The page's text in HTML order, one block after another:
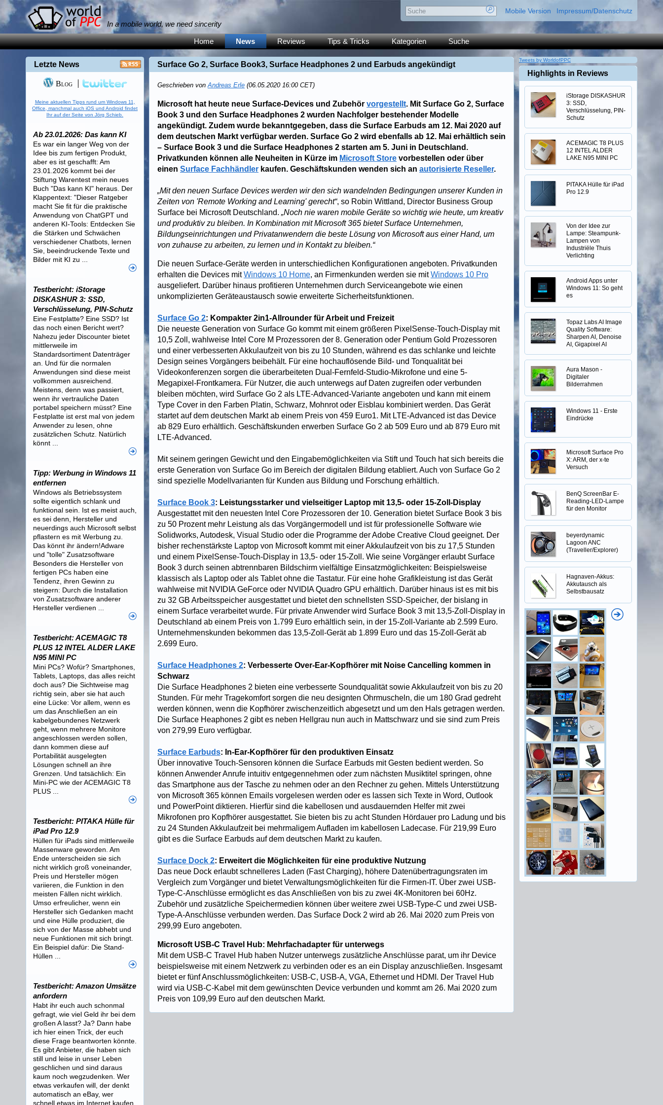
In a mobile world, we need sincerity
Mobile Version Impressum/Datenschutz
Home News Reviews Tips & Tricks Kategorien Suche
Surface Go 2, Surface Book3, Surface Headphones 2 und Earbuds angekündigt
Geschrieben vonAndreas Erle (06.05.2020 16:00 CET)
Microsoft hat heute neue Surface-Devices und Zubehör vorgestellt. Mit Surface Go 2, Surface
Book 3 und den Surface Headphones 2 wurden Nachfolger bestehender Modelle
angekündigt. Zudem wurde bekanntgegeben, dass die Surface Earbuds am 12. Mai 2020 auf
dem deutschen Markt verfügbar werden. Surface Go 2 wird ebenfalls ab 12. Mai erhältlich sein
– Surface Book 3 und die Surface Headphones 2 starten am 5. Juni in Deutschland.
Privatkunden können alle Neuheiten in Kürze im Microsoft Store vorbestellen oder über
einen Surface Fachhändler kaufen. Geschäftskunden wenden sich an autorisierte Reseller.
„Mit den neuen Surface Devices werden wir den sich wandelnden Bedingungen unserer Kunden in
Zeiten von 'Remote Working and Learning' gerecht“, so Robin Wittland, Director Business Group
Surface bei Microsoft Deutschland. „Noch nie waren mobile Geräte so wichtig wie heute, um kreativ
und produktiv zu bleiben. In Kombination mit Microsoft 365 bietet Surface Unternehmen,
Bildungseinrichtungen und Privatanwendern die beste Lösung von Microsoft aus einer Hand, um
von zuhause zu arbeiten, zu lernen und in Kontakt zu bleiben.“
Die neuen Surface-Geräte werden in unterschiedlichen Konfigurationen angeboten. Privatkunden
erhalten die Devices mitWindows 10 Home, an Firmenkunden werden sie mitWindows 10 Pro
ausgeliefert. Darüber hinaus profitieren Unternehmen durch Serviceangebote wie einen
unkomplizierten Geräteaustausch sowie erweiterte Sicherheitsfunktionen.
Surface Go 2: Kompakter 2in1-Allrounder für Arbeit und Freizeit
Die neueste Generation von Surface Go kommt mit einem größeren PixelSense-Touch-Display mit
10,5 Zoll, wahlweise Intel Core M Prozessoren der 8. Generation oder Pentium Gold Prozessoren
und einer verbesserten Akkulaufzeit von bis zu 10 Stunden, während es das schlanke und leichte
Design seines Vorgängers beibehält. Für eine hochauflösende Bild- und Tonqualität bei
Videokonferenzen sorgen die überarbeiteten Dual-Fernfeld-Studio-Mikrofone und eine 5-
Megapixel-Frontkamera. Für Nutzer, die auch unterwegs auf Daten zugreifen oder verbunden
bleiben möchten, wird Surface Go 2 als LTE-Advanced-Variante angeboten und kann mit einem
Type Cover in den Farben Platin, Schwarz, Mohnrot oder Eisblau kombiniert werden. Das Gerät
startet auf dem deutschen Markt ab einem Preis von 459 Euro1. Mit LTE-Advanced ist das Device
ab 829 Euro erhältlich. Geschäftskunden erwerben Surface Go 2 ab 509 Euro und ab 879 Euro mit
LTE-Advanced.
Mit seinem geringen Gewicht und den Eingabemöglichkeiten via Stift und Touch hat sich bereits die
erste Generation von Surface Go im Bereich der digitalen Bildung etabliert. Auch von Surface Go 2
sind spezielle Modellvarianten für Kunden aus Bildung und Forschung erhältlich.
Surface Book 3: Leistungsstarker und vielseitiger Laptop mit 13,5- oder 15-Zoll-Display
Ausgestattet mit den neuesten Intel Core Prozessoren der 10. Generation bietet Surface Book 3 bis
zu 50 Prozent mehr Leistung als das Vorgängermodell und ist für professionelle Software wie
Solidworks, Autodesk, Visual Studio oder die Programme der Adobe Creative Cloud geeignet. Der
bisher rechenstärkste Laptop von Microsoft kommt mit einer Akkulaufzeit von bis zu 17,5 Stunden
und einem PixelSense-Touch-Display in 13,5- oder 15-Zoll. Wie seine Vorgänger erlaubt Surface
Book 3 durch seinen abtrennbaren Bildschirm vielfältige Einsatzmöglichkeiten: Beispielsweise
klassisch als Laptop oder als Tablet ohne die Tastatur. Für eine hohe Grafikleistung ist das Gerät
wahlweise mit NVIDIA GeForce oder NVIDIA Quadro GPU erhältlich. Darüber hinaus ist es mit bis
zu 32 GB Arbeitsspeicher ausgestattet und bietet den schnellsten SSD-Speicher, der bislang in
einem Surface verarbeitet wurde. Für private Anwender wird Surface Book 3 mit 13,5-Zoll-Display in
Deutschland ab einem Preis von 1.799 Euro erhältlich sein, in der 15-Zoll-Variante ab 2.599 Euro.
Unternehmenskunden bekommen das 13,5-Zoll-Gerät ab 1.899 Euro und das 15-Zoll-Gerät ab
2.699 Euro.
Surface Headphones 2: Verbesserte Over-Ear-Kopfhörer mit Noise Cancelling kommen in
Schwarz
Die Surface Headphones 2 bieten eine verbesserte Soundqualität sowie Akkulaufzeit von bis zu 20
Stunden. Für mehr Tragekomfort sorgen die neu designten Ohrmuscheln, die um 180 Grad gedreht
werden können, wenn die Kopfhörer zwischenzeitlich abgesetzt und um den Hals getragen werden.
Die Surface Heaphones 2 gibt es neben Hellgrau nun auch in Mattschwarz und sie sind zum Preis
von 279,99 Euro verfügbar.
Surface Earbuds: In-Ear-Kopfhörer für den produktiven Einsatz
Über innovative Touch-Sensoren können die Surface Earbuds mit Gesten bedient werden. So
können Anwender Anrufe intuitiv entgegennehmen oder zum nächsten Musiktitel springen, ohne
das Smartphone aus der Tasche zu nehmen oder an den Rechner zu gehen. Mittels Unterstützung
von Microsoft 365 können Emails vorgelesen werden oder es lassen sich Texte in Word, Outlook
und PowerPoint diktieren. Hierfür sind die kabellosen und ausdauernden Helfer mit zwei
Mikrofonen pro Kopfhörer ausgestattet. Sie bieten bis zu acht Stunden Hördauer pro Ladung und bis
zu 24 Stunden Akkulaufzeit bei mehrmaligem Aufladen im kabellosen Ladecase. Für 219,99 Euro
gibt es die Surface Earbuds auf dem deutschen Markt zu kaufen.
Surface Dock 2: Erweitert die Möglichkeiten für eine produktive Nutzung
Das neue Dock erlaubt schnelleres Laden (Fast Charging), höhere Datenübertragungsraten im
Vergleich zum Vorgänger und bietet Verwaltungsmöglichkeiten für die Firmen-IT. Über zwei USB-
Type-C-Anschlüsse ermöglicht es das Anschließen von bis zu zwei 4K-Monitoren bei 60Hz.
Zubehör und zusätzliche Speichermedien können über weitere zwei USB-Type-C und zwei USB-
Type-A-Anschlüsse verbunden werden. Das Surface Dock 2 wird ab 26. Mai 2020 zum Preis von
299,99 Euro angeboten.
Microsoft USB-C Travel Hub: Mehrfachadapter für unterwegs
Mit dem USB-C Travel Hub haben Nutzer unterwegs zusätzliche Anschlüsse parat, um ihr Device
beispielsweise mit einem Netzwerk zu verbinden oder es an ein Display anzuschließen. Insgesamt
bietet er fünf Anschlussmöglichkeiten: USB-C, USB-A, VGA, Ethernet und HDMI. Der Travel Hub
wird via USB-C-Kabel mit dem gewünschten Device verbunden und kommt am 26. Mai 2020 zum
Preis von 109,99 Euro auf den deutschen Markt.
Letzte News
Blog
Meine aktuellen Tipps rund um Windows 11,
Office, manchmal auch iOS und Android findet
Ihr auf der Seite von Jörg Schieb.
Ab 23.01.2026: Das kann KI
Es war ein langer Weg von der
Idee bis zum fertigen Produkt,
aber es ist geschafft: Am
23.01.2026 kommt bei der
Stiftung Warentest mein neues
Buch "Das kann KI" heraus. Der
Klappentext: "Dieser Ratgeber
macht Sie fit für die praktische
Anwendung von ChatGPT und
anderen KI-Tools: Entdecken Sie
die Stärken und Schwächen
verschiedener Chatbots, lernen
Sie, beeindruckende Texte und
Bilder mit KI zu ...
Testbericht: iStorage
DISKASHUR 3: SSD,
Verschlüsselung, PIN-Schutz
Eine Festplatte? Eine SSD? Ist
das noch einen Bericht wert?
Nahezu jeder Discounter bietet
mittlerweile im
Standardsortiment Datenträger
an. Und für die normalen
Anwendungen sind diese meist
vollkommen ausreichend.
Meistens, denn was passiert,
wenn ihr vertrauliche Daten
portabel speichern müsst? Eine
Festplatte ist erst mal von jedem
Anwender zu lesen, ohne
zusätzlichen Schutz. Natürlich
könnt ...
Tipp: Werbung in Windows 11
entfernen
Windows als Betriebssystem
sollte eigentlich schlank und
funktional sein. Ist es meist auch,
es sei denn, Hersteller und
neuerdings auch Microsoft selbst
pflastern es mit Werbung zu.
Das könnt ihr ändern!Adware
und "tolle" Zusatzsoftware
Besonders die Hersteller von
fertigen PCs haben eine
Tendenz, ihren Gewinn zu
steigern: Durch die Installation
von Zusatzsoftware anderer
Hersteller verdienen ...
Testbericht: ACEMAGIC T8
PLUS 12 INTEL ALDER LAKE
N95 MINI PC
Mini PCs? Wofür? Smartphones,
Tablets, Laptops, das alles reicht
doch aus? Die Sichtweise mag
richtig sein, aber sie hat auch
eine Lücke: Vor allem, wenn es
um das Anschließen an ein
kabelgebundenes Netzwerk
geht, wenn mehrere Monitore
angeschlossen werden sollen,
dann kommen diese auf
Portabilität ausgelegten
Lösungen schnell an ihre
Grenzen. Und tatsächlich: Ein
Mini-PC wie der ACEMAGIC T8
PLUS ...
Testbericht: PITAKA Hülle für
iPad Pro 12.9
Hüllen für iPads sind mittlerweile
Massenware geworden. Am
Ende unterscheiden sie sich
nicht wirklich groß voneinander,
Preis und Hersteller mögen
variieren, die Funktion in den
meisten Fällen nicht wirklich.
Umso erfreulicher, wenn ein
Hersteller sich Gedanken macht
und eine Hülle produziert, die
sich von der Masse abhebt und
neue Funktionen mit sich bringt.
Ein Beispiel dafür: Die Stand-
Hüllen ...
Testbericht: Amazon Umsätze
anfordern
Habt ihr euch auch schonmal
gefragt, wie viel Geld ihr bei dem
großen A lasst? Ja? Dann habe
ich hier einen Trick, der euch
diese Frage beantworten könnte.
Es gibt Anbieter, die haben sich
still und leise in unser Leben
geschlichen und sind daraus
kaum noch wegzudenken. Wer
etwas verkaufen will, der denkt
automatisch an eBay, wer
schnell etwas im Internet kaufen
Tweets by WorldofPPC
Highlights in Reviews
iStorage DISKASHUR
3: SSD,
Verschlüsselung, PIN-
Schutz
ACEMAGIC T8 PLUS
12 INTEL ALDER
LAKE N95 MINI PC
PITAKA Hülle für iPad
Pro 12.9
Von der Idee zur
Lampe: Steampunk-
Lampen von
Industriële Thuis
Verlichting
Android Apps unter
Windows 11: So geht
es
Topaz Labs AI Image
Quality Software:
Sharpen AI, Denoise
AI, Gigapixel AI
Aura Mason -
Digitaler
Bilderrahmen
Windows 11 - Erste
Eindrücke
Microsoft Surface Pro
X: ARM, der x-te
Versuch
BenQ ScreenBar E-
Reading-LED-Lampe
für den Monitor
beyerdynamic
Lagoon ANC
(Traveller/Explorer)
Hagnaven-Akkus:
Akkutausch als
Selbstbausatz